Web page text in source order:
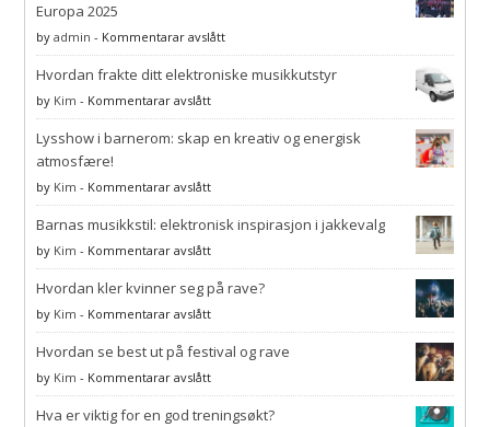
Europa 2025
byadmin - Kommentarar avslåttpå
De
beste
musikkfestivalene
Hvordan frakte ditt elektroniske musikkutstyr
by Kim - Kommentarar avslåttpå
Hvordan
frakte
musikkutstyr
Lysshow i barnerom: skap en kreativ og energisk
atmosfære!
by Kim - Kommentarar avslåttpå
Lysshow
i
en
og
energisk
atmosfære!
Barnas musikkstil: elektronisk inspirasjon i jakkevalg
by Kim - Kommentarar avslåttpå
Barnas
musikkstil:
i
Hvordan kler kvinner seg på rave?
by Kim - Kommentarar avslåttpå
Hvordan
kler
på
Hvordan se best ut på festival og rave
by Kim - Kommentarar avslåttpå
Hvordan
se
Hva er viktig for en god treningsøkt?